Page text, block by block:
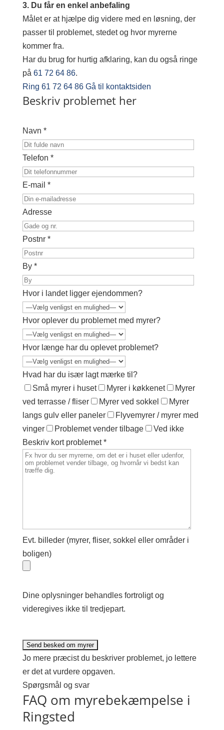
3. Du får en enkel anbefaling
Målet er at hjælpe dig videre med en løsning, der
passer til problemet, stedet og hvor myrerne
kommer fra.
Har du brug for hurtig afklaring, kan du også ringe
på 61 72 64 86.
Ring 61 72 64 86 Gå til kontaktsiden
Beskriv problemet her
Navn *
Telefon *
E-mail *
Adresse
Postnr *
By *
Hvor i landet ligger ejendommen?
Hvor oplever du problemet med myrer?
Hvor længe har du oplevet problemet?
Hvad har du især lagt mærke til?
Små myrer i huset
Myrer i køkkenet
Myrer
ved terrasse / fliser
Myrer ved sokkel
Myrer
langs gulv eller paneler
Flyvemyrer / myrer med
vinger
Problemet vender tilbage
Ved ikke
Beskriv kort problemet *
Evt. billeder (myrer, fliser, sokkel eller områder i
boligen)
Dine oplysninger behandles fortroligt og
videregives ikke til tredjepart.
Jo mere præcist du beskriver problemet, jo lettere
er det at vurdere opgaven.
Spørgsmål og svar
FAQ om myrebekæmpelse i
Ringsted